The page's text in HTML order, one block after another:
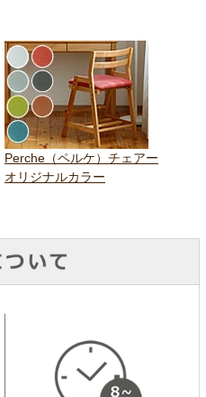
Perche（ペルケ）チェアー
オリジナルカラー